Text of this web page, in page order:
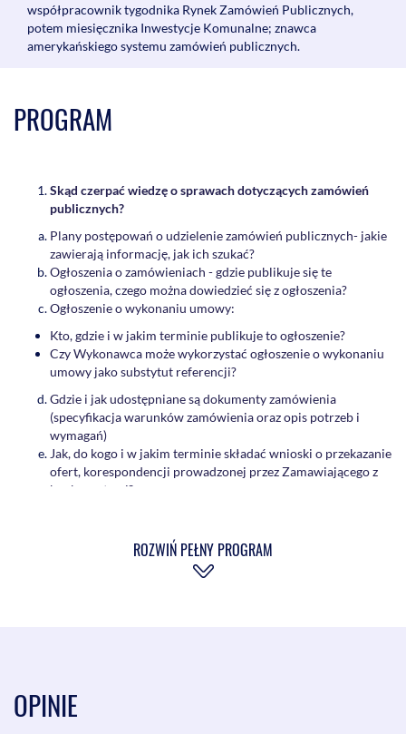
współpracownik tygodnika Rynek Zamówień Publicznych,
potem miesięcznika Inwestycje Komunalne; znawca
amerykańskiego systemu zamówień publicznych.
PROGRAM
Skąd czerpać wiedzę o sprawach dotyczących zamówień
publicznych?
Plany postępowań o udzielenie zamówień publicznych- jakie
zawierają informację, jak ich szukać?
Ogłoszenia o zamówieniach - gdzie publikuje się te
ogłoszenia, czego można dowiedzieć się z ogłoszenia?
Ogłoszenie o wykonaniu umowy:
Kto, gdzie i w jakim terminie publikuje to ogłoszenie?
Czy Wykonawca może wykorzystać ogłoszenie o wykonaniu
umowy jako substytut referencji?
Gdzie i jak udostępniane są dokumenty zamówienia
(specyfikacja warunków zamówienia oraz opis potrzeb i
wymagań)
Jak, do kogo i w jakim terminie składać wnioski o przekazanie
ofert, korespondencji prowadzonej przez Zamawiającego z
konkurentami?
Najważniejsze elementy składowe SWZ:
Opis przedmiotu zamówienia oraz projektowane
O co można pytać Zamawiającego?
ROZWIŃ PEŁNY PROGRAM
OPINIE